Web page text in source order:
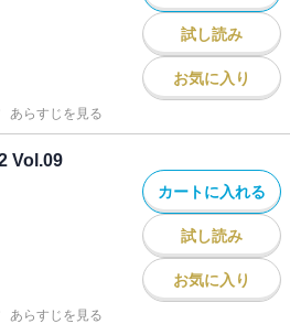
試し読み
お気に入り
あらすじを見る
Vol.09
カートに入れる
試し読み
お気に入り
あらすじを見る